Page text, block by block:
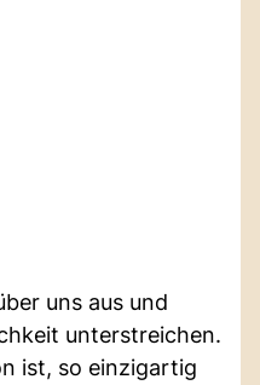
uns aus und
unterstreichen.
ist, so einzigartig